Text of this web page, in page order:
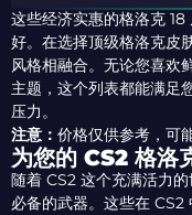
这些经济实惠的格洛克
好。在选择顶级格洛克皮
风格相融合。无论您喜欢
主题，这个列表都能满足
压力。
注意： 价格仅供参考，可
为您的 CS2 格洛
随着 CS2 这个充满活力
必备的武器。这些在 CS2